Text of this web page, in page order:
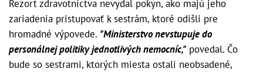
Rezort zdravotníctva nevydal pokyn, ako majú jeho
zariadenia pristupovať k sestrám, ktoré odišli pre
hromadné výpovede. "Ministerstvo nevstupuje do
personálnej politiky jednotlivých nemocníc," povedal. Čo
bude so sestrami, ktorých miesta ostali neobsadené,